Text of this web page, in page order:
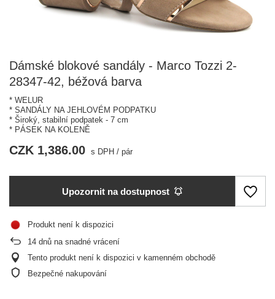
Dámské blokové sandály - Marco Tozzi 2-
28347-42, béžová barva
* WELUR
* SANDÁLY NA JEHLOVÉM PODPATKU
* Široký, stabilní podpatek - 7 cm
* PÁSEK NA KOLENĚ
CZK 1,386.00 s DPH / pár
Upozornit na dostupnost
Produkt není k dispozici
14 dnů na snadné vrácení
Tento produkt není k dispozici v kamenném obchodě
Bezpečné nakupování